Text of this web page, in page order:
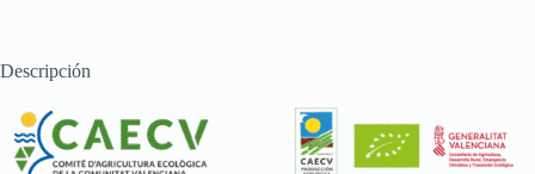
Descripción